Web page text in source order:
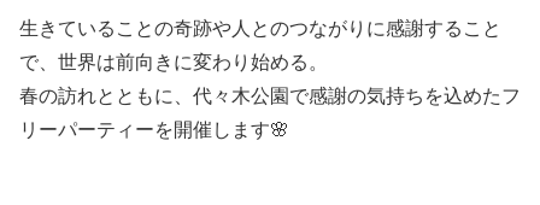
生きていることの奇跡や人とのつながりに感謝すること
で、世界は前向きに変わり始める。
春の訪れとともに、代々木公園で感謝の気持ちを込めたフ
リーパーティーを開催します🌸